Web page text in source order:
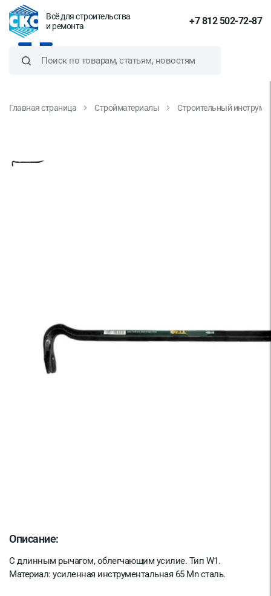
Всё для строительства
и ремонта
+7 812 502-72-87
Главная страница Стройматериалы Строительный
Описание:
С длинным рычагом, облегчающим усилие. Тип W1.
Материал: усиленная инструментальная 65 Mn сталь.